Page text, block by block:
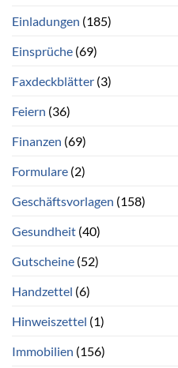
Einladungen (185)
Einsprüche (69)
Faxdeckblätter (3)
Feiern (36)
Finanzen (69)
Formulare (2)
Geschäftsvorlagen (158)
Gesundheit (40)
Gutscheine (52)
Handzettel (6)
Hinweiszettel (1)
Immobilien (156)